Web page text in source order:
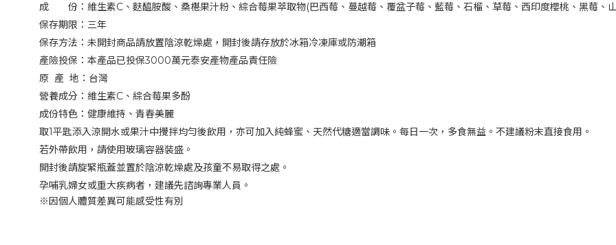
成
份：維生素C 、麩醯胺酸、桑椹果汁粉、綜合莓果萃取物(巴西莓、蔓越莓、覆盆子莓、藍莓、石榴、草莓、西印度櫻桃、黑莓、
保存期限：三年
保存方法：未開封商品請放置陰涼乾燥處，開封後請存放於冰箱冷凍庫或防潮箱
產險投保：本產品已投保3000萬元泰安產物產品責任險
原 產 地：台灣
營養成分：維生素C 、綜合莓果多酚
成份特色：健康維持、青春美麗
取1平匙添入涼開水或果汁中攪拌均勻後飲用，亦可加入純蜂蜜、天然代糖適當調味。每日一次，多食無益。不建議粉末直接食用。
若外帶飲用，請使用玻璃容器裝盛。
開封後請旋緊瓶蓋並置於陰涼乾燥處及孩童不易取得之處。
孕哺乳婦女或重大疾病者，建議先諮詢專業人員。
※因個人體質差異可能感受性有別